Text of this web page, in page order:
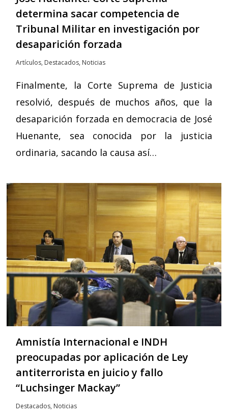
determina sacar competencia de
Tribunal Militar en investigación por
desaparición forzada
Artículos, Destacados, Noticias
Finalmente, la Corte Suprema de Justicia
resolvió, después de muchos años, que la
desaparición forzada en democracia de José
Huenante, sea conocida por la justicia
ordinaria, sacando la causa así…
Amnistía Internacional e INDH
preocupadas por aplicación de Ley
antiterrorista en juicio y fallo
“Luchsinger Mackay”
Destacados, Noticias